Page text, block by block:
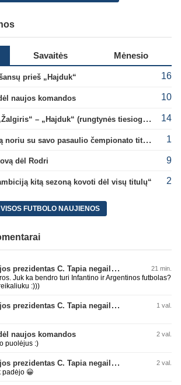
Savaitės Mėnesio
prieš „Hajduk“ 16
naujos komandos 10
Konferencijų lyga: „Žalgiris“ – „Hajduk“ (rungtynės tiesiogiai) 14
B. Mendy: „Darau ką noriu su savo pasaulio čempionato titulu“ 1
dėl Rodri 9
kitą sezoną kovoti dėl visų titulų“ 2
VISOS FUTBOLO NAUJIENOS
Argentinos federacijos prezidentas C. Tapia negailėjo pagyrų G. Infantino 21 min.
Juk ka bendro turi Infantino ir Argentinos futbolas?
:)))
Argentinos federacijos prezidentas C. Tapia negailėjo pagyrų G. Infantino 1 val.
naujos komandos 2 val.
puolėjus :)
Argentinos federacijos prezidentas C. Tapia negailėjo pagyrų G. Infantino 2 val.
padėjo 😀